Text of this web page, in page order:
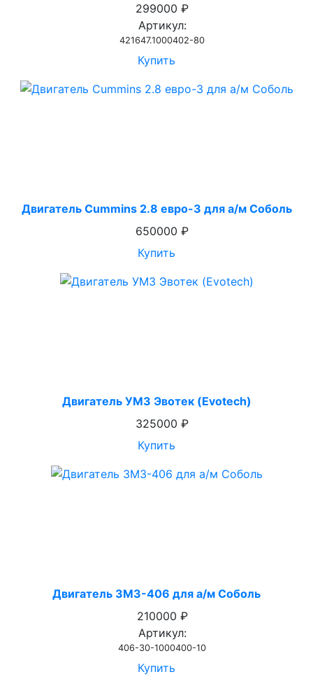
299000 ₽
Артикул:
421647.1000402-80
Купить
Двигатель Cummins 2.8 евро-3 для а/м Соболь
650000 ₽
Купить
Двигатель УМЗ Эвотек (Evotech)
325000 ₽
Купить
Двигатель ЗМЗ-406 для а/м Соболь
210000 ₽
Артикул:
406-30-1000400-10
Купить